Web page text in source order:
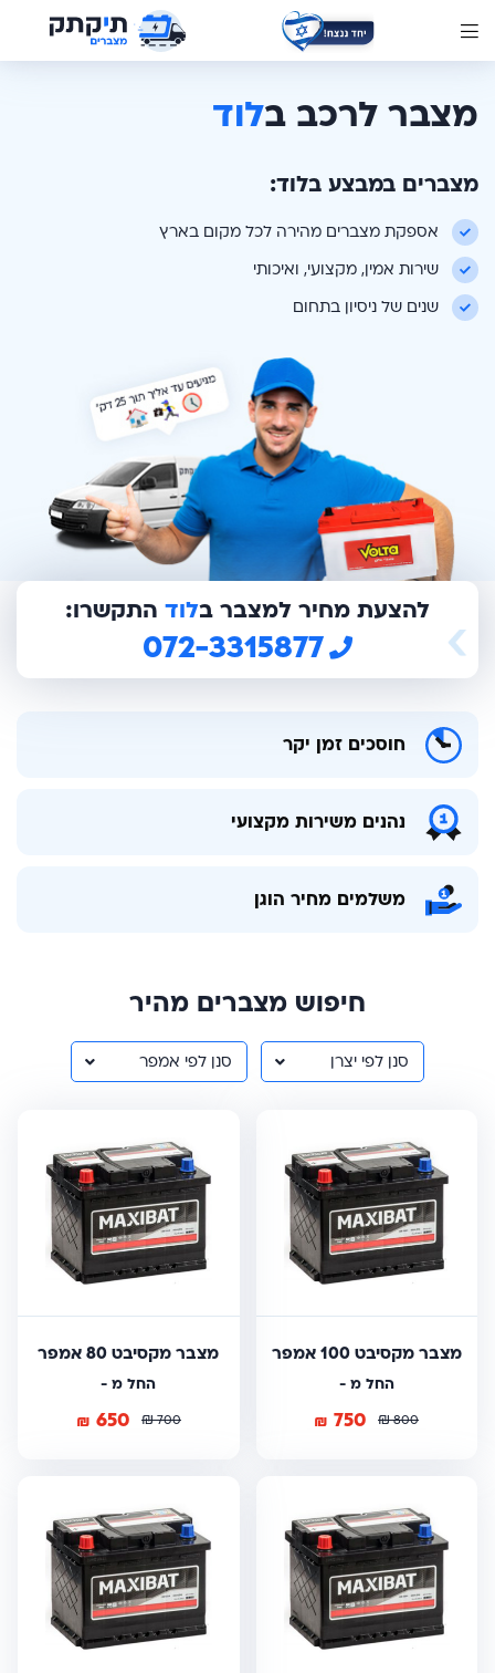
מצבר לרכב בלוד
מצברים במבצע בלוד:
אספקת מצברים מהירה לכל מקום בארץ
שירות אמין, מקצועי, ואיכותי
שנים של ניסיון בתחום
להצעת מחיר למצבר בלוד התקשרו:
072-3315877
חוסכים זמן יקר
נהנים משירות מקצועי
משלמים מחיר הוגן
חיפוש מצברים מהיר
סנן לפי יצרן סנן לפי אמפר
מצבר מקסיבט 100 אמפר
החל מ -
800
₪
750
₪
מצבר מקסיבט 80 אמפר
החל מ -
700
₪
650
₪